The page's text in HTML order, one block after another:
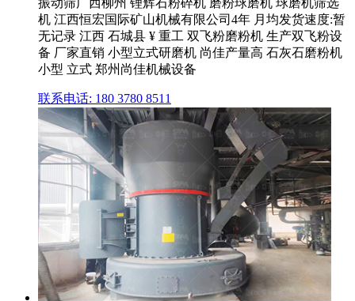
机 江西恒宏国际矿山机械有限公司4年 月均发货速度:暂
无记录 江西 石城县 ¥ 重工 双飞粉磨粉机 生产双飞粉设
备 厂家直销 小型立式研磨机 尚佳产量高 石灰石磨粉机
小型 立式 郑州尚佳机械设备
联系电话: 180 3780 8511